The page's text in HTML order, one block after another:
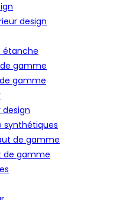
design
étanche
gamme
gamme
design
synthétiques
de gamme
de gamme